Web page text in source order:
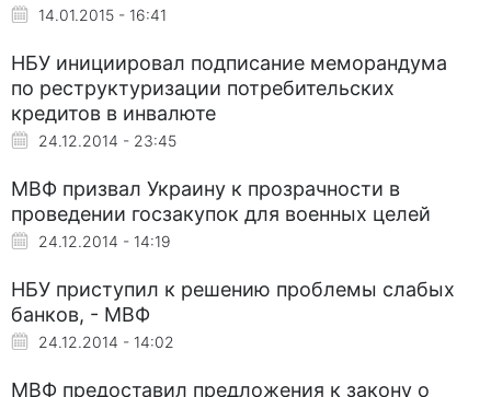
14.01.2015 - 16:41
НБУ инициировал подписание меморандума
по реструктуризации потребительских
кредитов в инвалюте
24.12.2014 - 23:45
МВФ призвал Украину к прозрачности в
проведении госзакупок для военных целей
24.12.2014 - 14:19
НБУ приступил к решению проблемы слабых
банков, - МВФ
24.12.2014 - 14:02
МВФ предоставил предложения к закону о